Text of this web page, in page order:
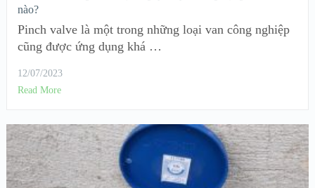
nào?
Pinch valve là một trong những loại van công nghiệp
cũng được ứng dụng khá …
12/07/2023
Read More